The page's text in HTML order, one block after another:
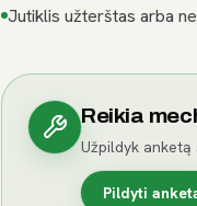
Jutiklis užterštas arba
Reikia
Užpildyk
Pildyti